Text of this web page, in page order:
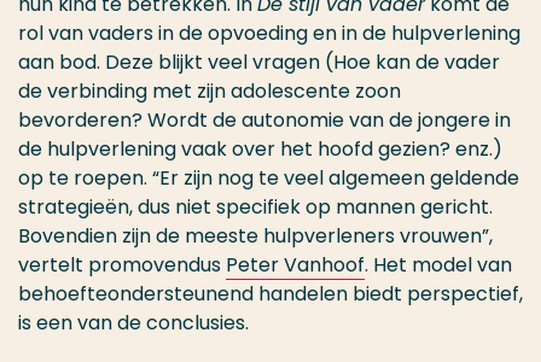
rol van vaders in de opvoeding en in de hulpverlening
aan bod. Deze blijkt veel vragen (Hoe kan de vader
de verbinding met zijn adolescente zoon
bevorderen? Wordt de autonomie van de jongere in
de hulpverlening vaak over het hoofd gezien? enz.)
op te roepen. “Er zijn nog te veel algemeen geldende
strategieën, dus niet specifiek op mannen gericht.
Bovendien zijn de meeste hulpverleners vrouwen”,
vertelt promovendus Peter Vanhoof. Het model van
behoefteondersteunend handelen biedt perspectief,
is een van de conclusies.